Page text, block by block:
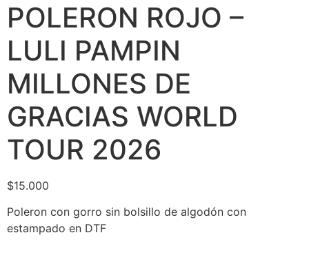
POLERON ROJO –
LULI PAMPIN
MILLONES DE
GRACIAS WORLD
TOUR 2026
$15.000
Poleron con gorro sin bolsillo de algodón con
estampado en DTF